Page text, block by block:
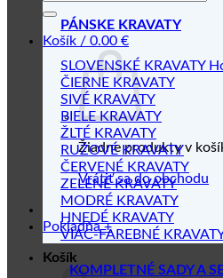
Košík / 0.00 €
Žiadne produkty v
Vrátiť sa do obchodu
Pokladňa +
Košík
PÁNSKE KRAVATY
SLOVENSKÉ KRAVATY
ČIERNE KRAVATY
SIVÉ KRAVATY
BIELE KRAVATY
ŽLTÉ KRAVATY
RUŽOVÉ KRAVATY
ČERVENÉ KRAVATY
ZELENÉ KRAVATY
MODRÉ KRAVATY
HNEDÉ KRAVATY
VIAC-FAREBNÉ
KOMPLETNÉ SADY A